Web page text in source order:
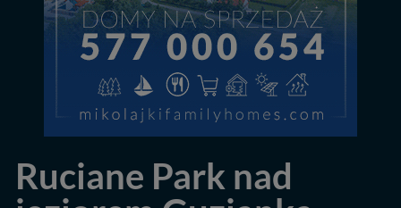
Ruciane Park nad